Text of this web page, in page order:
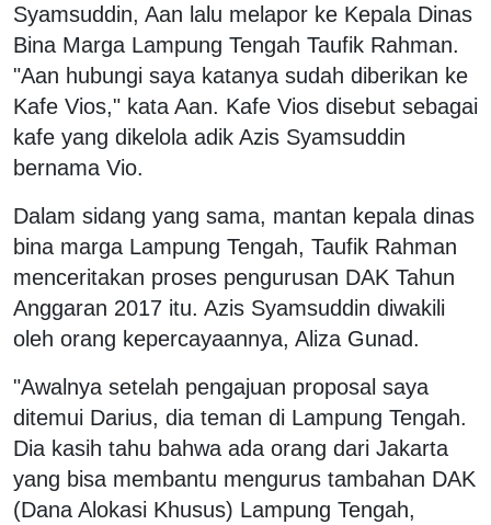
Syamsuddin, Aan lalu melapor ke Kepala Dinas
Bina Marga Lampung Tengah Taufik Rahman.
"Aan hubungi saya katanya sudah diberikan ke
Kafe Vios," kata Aan. Kafe Vios disebut sebagai
kafe yang dikelola adik Azis Syamsuddin
bernama Vio.
Dalam sidang yang sama, mantan kepala dinas
bina marga Lampung Tengah, Taufik Rahman
menceritakan proses pengurusan DAK Tahun
Anggaran 2017 itu. Azis Syamsuddin diwakili
oleh orang kepercayaannya, Aliza Gunad.
"Awalnya setelah pengajuan proposal saya
ditemui Darius, dia teman di Lampung Tengah.
Dia kasih tahu bahwa ada orang dari Jakarta
yang bisa membantu mengurus tambahan DAK
(Dana Alokasi Khusus) Lampung Tengah,